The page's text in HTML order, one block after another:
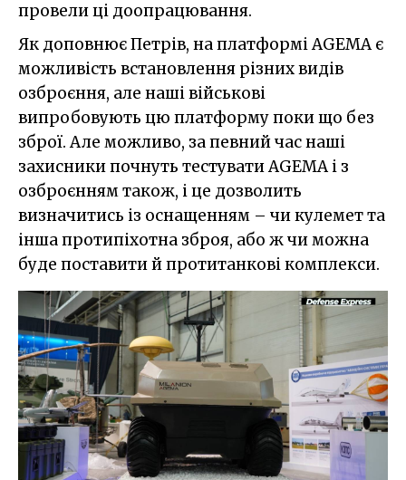
провели ці доопрацювання.
Як доповнює Петрів, на платформі AGEMA є
можливість встановлення різних видів
озброєння, але наші військові
випробовують цю платформу поки що без
зброї. Але можливо, за певний час наші
захисники почнуть тестувати AGEMA і з
озброєнням також, і це дозволить
визначитись із оснащенням – чи кулемет та
інша протипіхотна зброя, або ж чи можна
буде поставити й протитанкові комплекси.